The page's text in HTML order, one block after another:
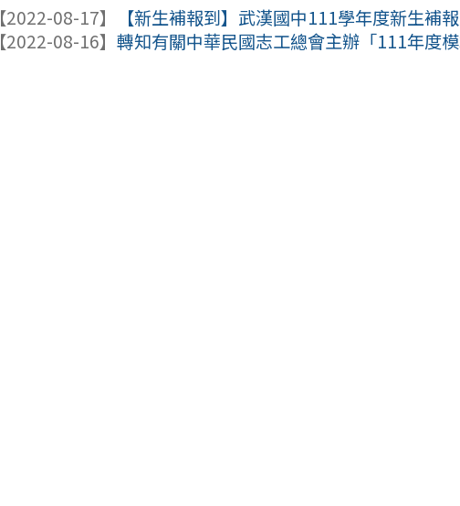
【2022-08-17】
【新生補報到】武漢國中111學年度新生補
【2022-08-16】轉知有關中華民國志工總會主辦「111年度